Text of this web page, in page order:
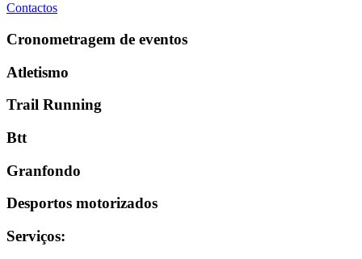
Contactos
Cronometragem de eventos
Atletismo
Trail Running
Btt
Granfondo
Desportos motorizados
Serviços: